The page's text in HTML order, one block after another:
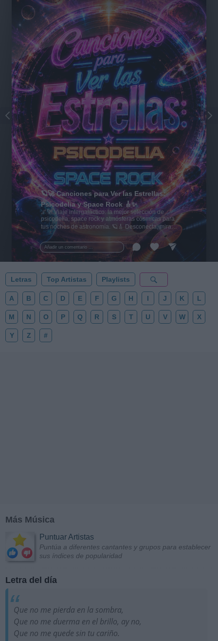
Añadir un comentario ...
🪐🚀 Canciones para Ver las Estrellas:
Psicodelia y Space Rock 🎸✨
🌌🚀 Viaje intergaláctico: la mejor selección de
psicodelia, space rock y atmósferas cósmicas para
tus noches de astronomía. 🪐🎸 Desconecta, mira
al firmamento y siente la gravedad cero. 💾 ¡Guarda
esta colección para tu próxima noche estrellada!
✨⭐
Letras Top Artistas Playlists
A B C D E F G H I J K L
M N O P Q R S T U V W X
Y Z #
Más Música
Puntuar Artistas
Puntúa a diferentes cantantes y grupos para establecer
sus índices de popularidad
Letra del día
Que no me pierda en la sombra,
Que no me duerma en el brillo, ay no,
Que no me quede sin tu cariño.